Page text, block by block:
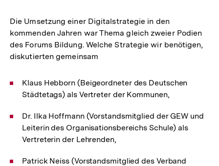
Die Umsetzung einer Digitalstrategie in den
kommenden Jahren war Thema gleich zweier Podien
des Forums Bildung. Welche Strategie wir benötigen,
diskutierten gemeinsam
Klaus Hebborn (Beigeordneter des Deutschen
Städtetags) als Vertreter der Kommunen,
Dr. Ilka Hoffmann (Vorstandsmitglied der GEW und
Leiterin des Organisationsbereichs Schule) als
Vertreterin der Lehrenden,
Patrick Neiss (Vorstandsmitglied des Verband